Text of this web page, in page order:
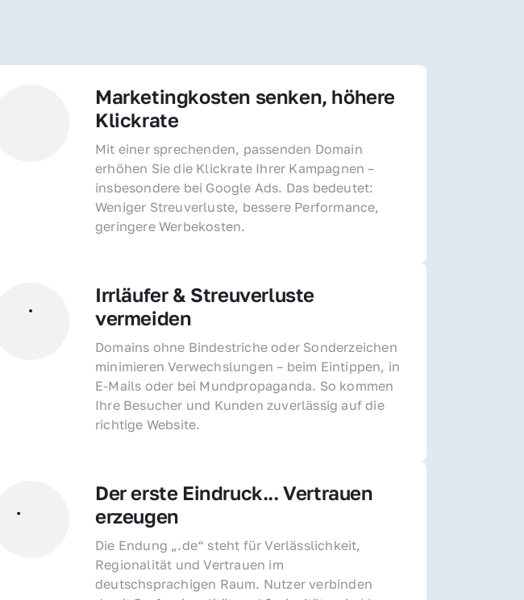
Marketingkosten senken, höhere
Klickrate
Mit einer sprechenden, passenden Domain
erhöhen Sie die Klickrate Ihrer Kampagnen –
insbesondere bei Google Ads. Das bedeutet:
Weniger Streuverluste, bessere Performance,
geringere Werbekosten.
Irrläufer & Streuverluste
vermeiden
Domains ohne Bindestriche oder Sonderzeichen
minimieren Verwechslungen – beim Eintippen, in
E-Mails oder bei Mundpropaganda. So kommen
Ihre Besucher und Kunden zuverlässig auf die
richtige Website.
Der erste Eindruck... Vertrauen
erzeugen
Die Endung „.de“ steht für Verlässlichkeit,
Regionalität und Vertrauen im
deutschsprachigen Raum. Nutzer verbinden